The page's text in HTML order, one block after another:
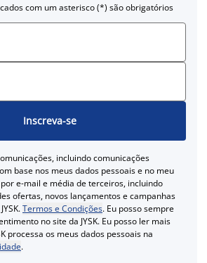
com um asterisco (*) são obrigatórios
Inscreva-se
incluindo comunicações
base nos meus dados pessoais e no meu
e-mail e média de terceiros, incluindo
ofertas, novos lançamentos e campanhas
Termos e Condições. Eu posso sempre
no site da JYSK. Eu posso ler mais
processa os meus dados pessoais na
.